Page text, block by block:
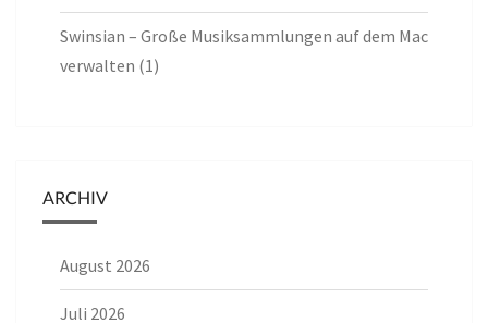
Swinsian – Große Musiksammlungen auf dem Mac
verwalten (1)
ARCHIV
August 2026
Juli 2026